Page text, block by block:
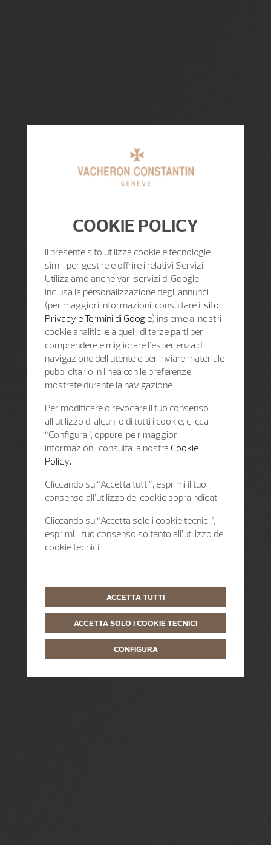
COOKIE POLICY
Il presente sito utilizza cookie e tecnologie
simili per gestire e offrire i relativi Servizi.
Utilizziamo anche vari servizi di Google
inclusa la personalizzazione degli annunci
(per maggiori informazioni, consultare il sito
Privacy e Termini di Google) insieme ai nostri
cookie analitici e a quelli di terze parti per
comprendere e migliorare l'esperienza di
navigazione dell'utente e per inviare materiale
pubblicitario in linea con le preferenze
mostrate durante la navigazione
Per modificare o revocare il tuo consenso
all’utilizzo di alcuni o di tutti i cookie, clicca
“Configura”, oppure, pe r maggiori
informazioni, consulta la nostra Cookie
Policy.
Cliccando su “Accetta tutti”, esprimi il tuo
consenso all’utilizzo dei cookie sopraindicati.
Cliccando su “Accetta solo i cookie tecnici”,
esprimi il tuo consenso soltanto all’utilizzo dei
cookie tecnici.
ACCETTA TUTTI
ACCETTA SOLO I COOKIE TECNICI
CONFIGURA